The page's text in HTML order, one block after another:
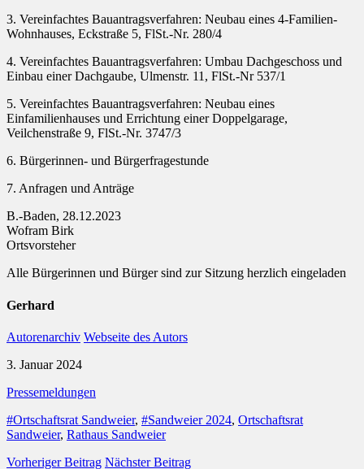
3. Vereinfachtes Bauantragsverfahren: Neubau eines 4-Familien-
Wohnhauses, Eckstraße 5, FlSt.-Nr. 280/4
4. Vereinfachtes Bauantragsverfahren: Umbau Dachgeschoss und
Einbau einer Dachgaube, Ulmenstr. 11, FlSt.-Nr 537/1
5. Vereinfachtes Bauantragsverfahren: Neubau eines
Einfamilienhauses und Errichtung einer Doppelgarage,
Veilchenstraße 9, FlSt.-Nr. 3747/3
6. Bürgerinnen- und Bürgerfragestunde
7. Anfragen und Anträge
B.-Baden, 28.12.2023
Wofram Birk
Ortsvorsteher
Alle Bürgerinnen und Bürger sind zur Sitzung herzlich eingeladen
Gerhard
Autorenarchiv Webseite des Autors
3. Januar 2024
Pressemeldungen
#Ortschaftsrat Sandweier, #Sandweier 2024, Ortschaftsrat
Sandweier, Rathaus Sandweier
Vorheriger Beitrag Nächster Beitrag